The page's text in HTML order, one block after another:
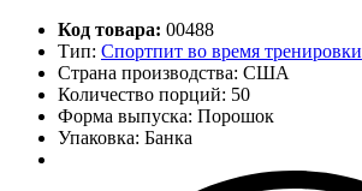
Код товара: 00488
Тип: Спортпит во время тренировки
Страна производства: США
Количество порций: 50
Форма выпуска: Порошок
Упаковка: Банка